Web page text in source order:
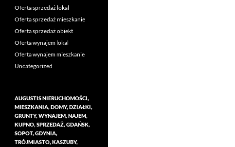
Oferta sprzedaż lokal
Oferta sprzedaż mieszkanie
Oferta sprzedaż obiekt
Oferta wynajem lokal
Oferta wynajem mieszkanie
Uncategorized
AUGUSTIS NIERUCHOMOŚCI,
MIESZKANIA, DOMY, DZIAŁKI,
GRUNTY, WYNAJEM, NAJEM,
KUPNO, SPRZEDAŻ, GDAŃSK,
SOPOT, GDYNIA,
TRÓJMIASTO, KASZUBY,